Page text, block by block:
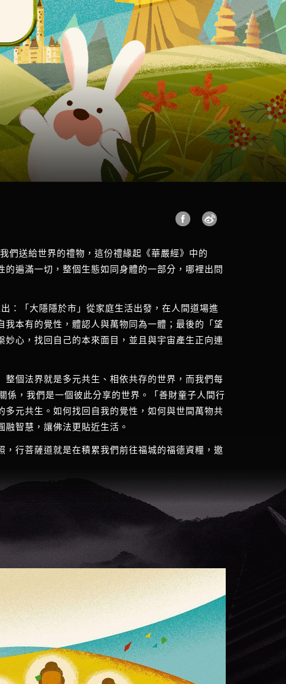
們送給世界的禮物，這份禮緣起《華嚴經》中的
遍滿一切，整個生態如同身體的一部分，哪裡出問
：「大隱隱於市」從家庭生活出發，在人間道場進
本有的覺性，體認人與萬物同為一體；最後的「望
心，找回自己的本來面目，並且與宇宙產生正向連
個法界就是多元共生、相依共存的世界，而我們每
係，我們是一個彼此分享的世界。「善財童子人間行
元共生。如何找回自我的覺性，如何與世間萬物共
智慧，讓佛法更貼近生活。
行菩薩道就是在積累我們前往福城的福德資糧，邀